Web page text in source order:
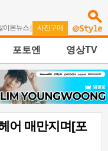
이본뉴스 | 사진구매
포토엔 영상TV
어 매만지며[포